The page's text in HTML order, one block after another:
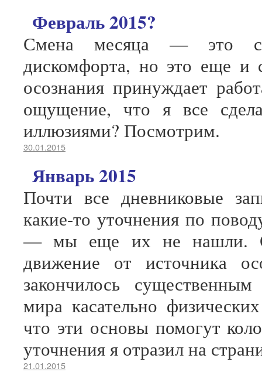
Февраль 2015?
Смена месяца — это
дискомфорта, но это еще и
осознания принуждает
ощущение, что я все
иллюзиями? Посмотрим.
30.01.2015
Январь 2015
Почти все дневниковые
какие-то уточнения по
— мы еще их не нашли.
движение от источника
закончилось
мира касательно
что эти основы помогут
уточнения я отразил на
21.01.2015